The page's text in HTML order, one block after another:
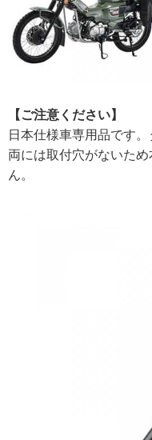
【ご注意ください】
日本仕様車専用品です
両には取付穴がないた
ん。